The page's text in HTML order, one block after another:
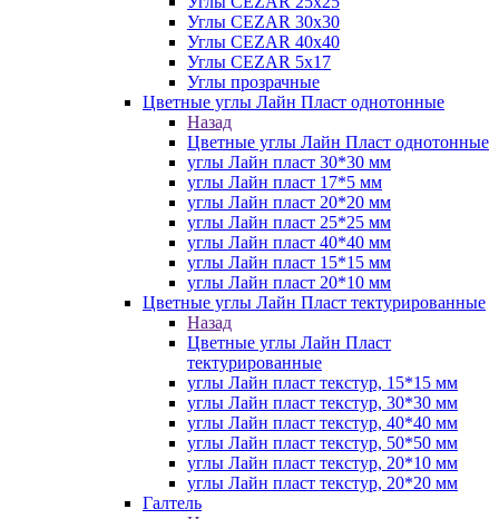
Углы CEZAR 30х30
Углы CEZAR 40х40
Углы CEZAR 5х17
Углы прозрачные
Цветные углы Лайн Пласт однотонные
Назад
Цветные углы Лайн Пласт однотонные
углы Лайн пласт 30*30 мм
углы Лайн пласт 17*5 мм
углы Лайн пласт 20*20 мм
углы Лайн пласт 25*25 мм
углы Лайн пласт 40*40 мм
углы Лайн пласт 15*15 мм
углы Лайн пласт 20*10 мм
Цветные углы Лайн Пласт тектурированные
Назад
Цветные углы Лайн Пласт
тектурированные
углы Лайн пласт текстур, 15*15 мм
углы Лайн пласт текстур, 30*30 мм
углы Лайн пласт текстур, 40*40 мм
углы Лайн пласт текстур, 50*50 мм
углы Лайн пласт текстур, 20*10 мм
углы Лайн пласт текстур, 20*20 мм
Галтель